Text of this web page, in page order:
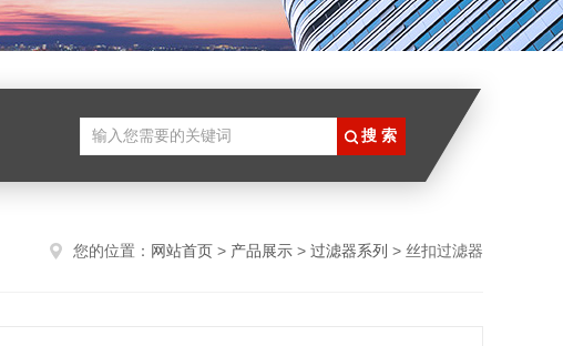
您的位置： 网站首页 > 产品展示 > 过滤器系列 > 丝扣过滤器